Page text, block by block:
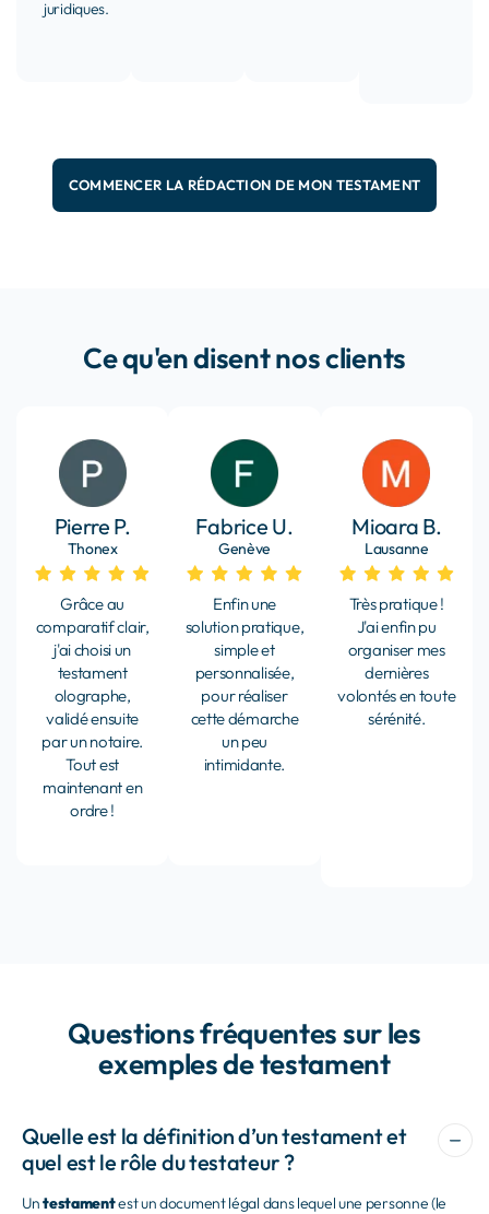
juridiques.
COMMENCER LA RÉDACTION DE MON TESTAMENT
Ce qu'en disent nos clients
Pierre P.
Thonex
Grâce au
comparatif clair,
j'ai choisi un
testament
olographe,
validé ensuite
par un notaire.
Tout est
maintenant en
ordre !
Fabrice U.
Genève
Enfin une
solution pratique,
simple et
personnalisée,
pour réaliser
cette démarche
un peu
intimidante.
Mioara B.
Lausanne
Très pratique !
J'ai enfin pu
organiser mes
dernières
volontés en toute
sérénité.​
Questions fréquentes sur les
exemples de testament
Quelle est la définition d’un testament et
quel est le rôle du testateur ?
Untestamentest un document légal dans lequel une personne (le